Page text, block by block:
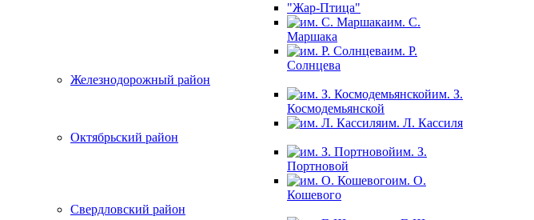
"Жар-Птица"
им. С.
Маршака
им. Р.
Солнцева
Железнодорожный район
им. З.
Космодемьянской
им. Л. Кассиля
Октябрьский район
им. З.
Портновой
им. О.
Кошевого
Свердловский район